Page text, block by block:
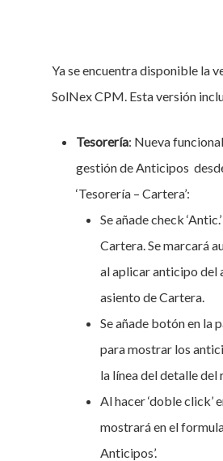
Ya se encuentra disponible la
SolNex CPM. Esta versión
Tesorería: Nueva
gestión de Anticipos
‘Tesorería – Cartera’:
Se añade check
Cartera. Se marcará
al aplicar anticipo del
asiento de Cartera.
Se añade botón en la
para mostrar los
la línea del detalle del
Al hacer ‘doble click’
mostrará en el
Anticipos’.